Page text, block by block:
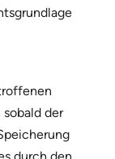
der
durch den